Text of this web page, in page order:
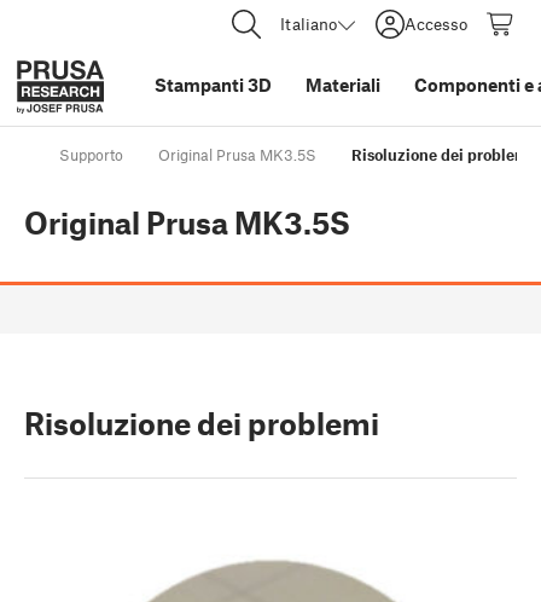
Italiano Accesso
Stampanti 3D Materiali Componenti e
Supporto Original Prusa MK3.5S Risoluzione dei problemi
Original Prusa MK3.5S
Risoluzione dei problemi